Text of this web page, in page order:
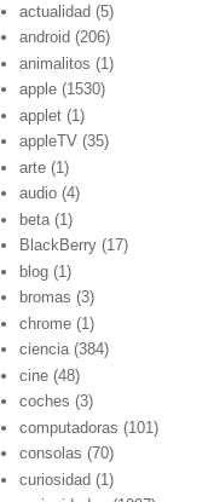
actualidad (5)
android (206)
animalitos (1)
apple (1530)
applet (1)
appleTV (35)
arte (1)
audio (4)
beta (1)
BlackBerry (17)
blog (1)
bromas (3)
chrome (1)
ciencia (384)
cine (48)
coches (3)
computadoras (101)
consolas (70)
curiosidad (1)